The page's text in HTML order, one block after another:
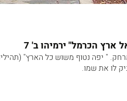
הכרמל" ירמיהו ב' 7
" יפה נטוף משוש כל הארץ"
לו את שמו.